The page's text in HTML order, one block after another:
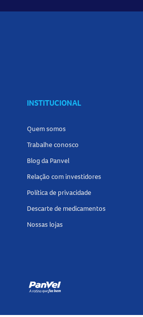
INSTITUCIONAL
Quem somos
Trabalhe conosco
Blog da Panvel
Relação com investidores
Política de privacidade
Descarte de medicamentos
Nossas lojas